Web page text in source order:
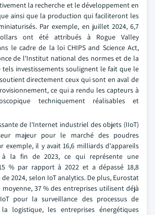
la recherche et le développement en
ainsi que la production qui faciliteront les
Par exemple, en juillet 2024, 6,7
ont été attribués à Rogue Valley
le cadre de la loi CHIPS and Science Act,
de l'Institut national des normes et de la
tels investissements soulignent le fait que le
directement ceux qui sont en aval de
ce qui a rendu les capteurs à
techniquement réalisables et
de l'Internet industriel des objets (IIoT)
majeur pour le marché des poudres
exemple, il y avait 16,6 milliards d'appareils
à la fin de 2023, ce qui représente une
% par rapport à 2022 et a dépassé 18,8
2024, selon IoT analytics. De plus, Eurostat
37 % des entreprises utilisent déjà
pour la surveillance des processus de
logistique, les entreprises énergétiques